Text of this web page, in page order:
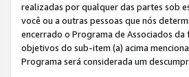
realizadas por qualquer das partes sob
você ou a outras pessoas que nós
encerrado o Programa de Associados
objetivos do sub-item (a) acima
Programa será considerada um